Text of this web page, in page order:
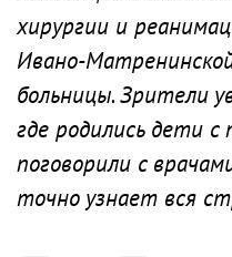
хирургии и
Ивано-
больницы. Зрители
где родились дети
поговорили с
точно узнает вся